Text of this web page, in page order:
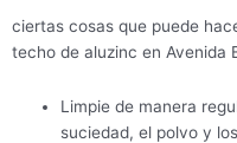
ciertas cosas que puede
techo de aluzinc en Avenida
Limpie de manera
suciedad, el polvo y